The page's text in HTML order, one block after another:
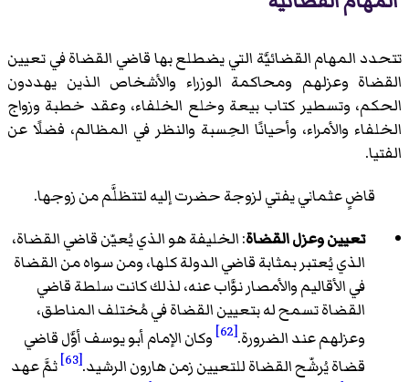
تتحدد المهام القضائيَّة التي يضطلع بها قاضي القضاة في تعيين
القضاة وعزلهم ومحاكمة الوزراء والأشخاص الذين يهددون
الحكم، وتسطير كتاب بيعة وخلع الخلفاء، وعقد خطبة وزواج
الخلفاء والأمراء، وأحيانًا الحِسبة والنظر في المظالم، فضلًا عن
الفتيا.
قاضٍ عثماني يفتي لزوجة حضرت إليه لتتظلَّم من زوجها.
تعيين وعزل القضاة: الخليفة هو الذي يُعيّن قاضي القضاة،
الذي يُعتبر بمثابة قاضي الدولة كلها، ومن سواه من القضاة
في الأقاليم والأمصار نوَّاب عنه، لذلك كانت سلطة قاضي
القضاة تسمح له بتعيين القضاة في مُختلف المناطق،
وعزلهم عند الضرورة.[62]
وكان الإمام أبو يوسف أوَّل قاضي
قضاة يُرشّح القضاة للتعيين زمن هارون الرشيد.[63]
ثمَّ عهد